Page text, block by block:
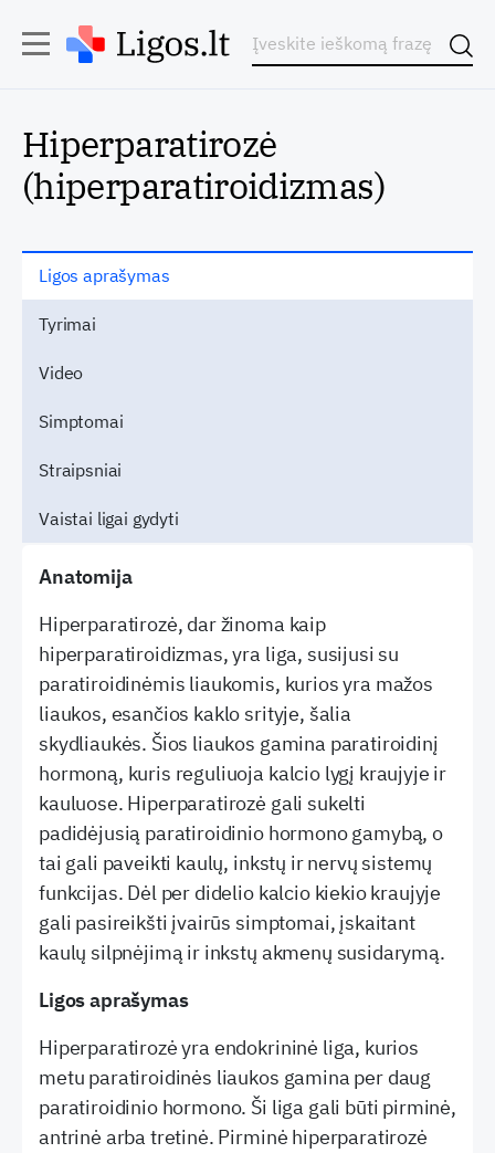
Hiperparatirozė
(hiperparatiroidizmas)
Ligos aprašymas
Tyrimai
Video
Simptomai
Straipsniai
Vaistai ligai gydyti
Anatomija
Hiperparatirozė, dar žinoma kaip
hiperparatiroidizmas, yra liga, susijusi su
paratiroidinėmis liaukomis, kurios yra mažos
liaukos, esančios kaklo srityje, šalia
skydliaukės. Šios liaukos gamina paratiroidinį
hormoną, kuris reguliuoja kalcio lygį kraujyje ir
kauluose. Hiperparatirozė gali sukelti
padidėjusią paratiroidinio hormono gamybą, o
tai gali paveikti kaulų, inkstų ir nervų sistemų
funkcijas. Dėl per didelio kalcio kiekio kraujyje
gali pasireikšti įvairūs simptomai, įskaitant
kaulų silpnėjimą ir inkstų akmenų susidarymą.
Ligos aprašymas
Hiperparatirozė yra endokrininė liga, kurios
metu paratiroidinės liaukos gamina per daug
paratiroidinio hormono. Ši liga gali būti pirminė,
antrinė arba tretinė. Pirminė hiperparatirozė